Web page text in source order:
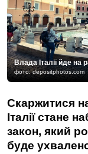
Влада Італії йде на
фото: depositphotos.com
Скаржитися
Італії стане
закон, який
буде